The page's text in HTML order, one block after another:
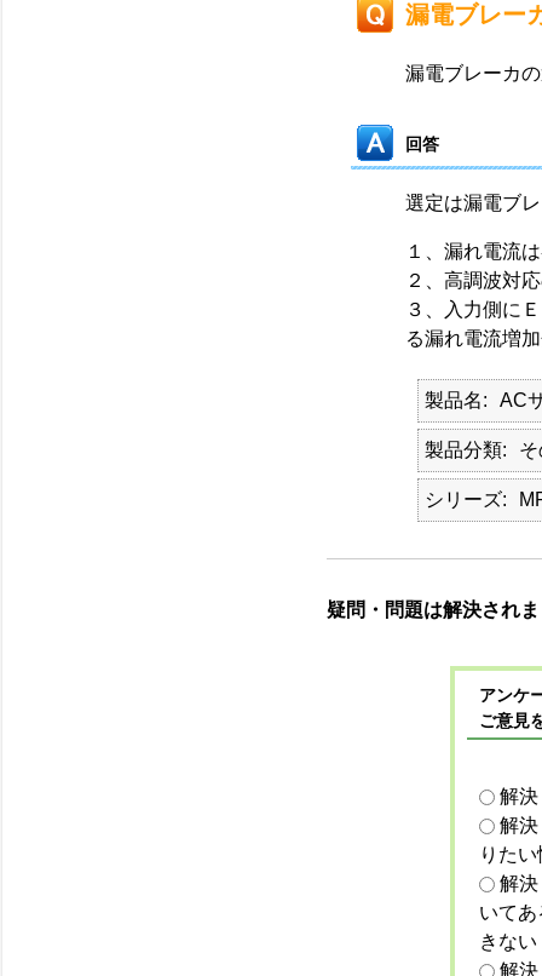
漏電ブレー
漏電ブレーカ
回答
選定は漏電ブ
１、漏れ電流
２、高調波対
３、入力側に
る漏れ電流増
製品名 AC
製品分類
シリーズ
疑問・問題は解決され
アンケ
ご意見
解
解
りた
解
いて
きない
解